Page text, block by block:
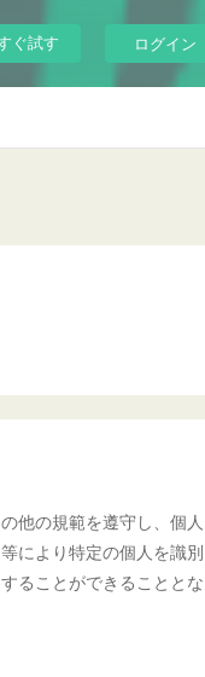
ぐ試す ログイン
他の規範を遵守し、個人
により特定の個人を識別
ることができることとな